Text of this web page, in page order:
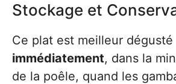
Stockage et
Ce plat est meilleur dégusté
immédiatement, dans la
de la poêle, quand les